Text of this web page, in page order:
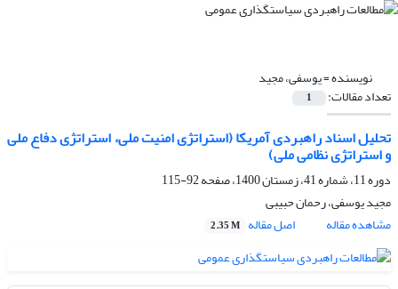
نویسنده =یوسفی، مجید
تعداد مقالات: 1
تحلیل اسناد راهبردی آمریکا (استراتژی امنیت ملی، استراتژی دفاع ملی
و استراتژی نظامی ملی)
دوره 11، شماره 41، زمستان 1400، صفحه
92-115
مجید یوسفی، رحمان حبیبی
مشاهده مقاله
اصل مقاله 2.35 M